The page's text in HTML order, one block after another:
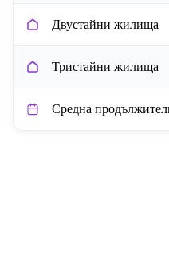
Двустайни жилища
Тристайни жилища
Средна